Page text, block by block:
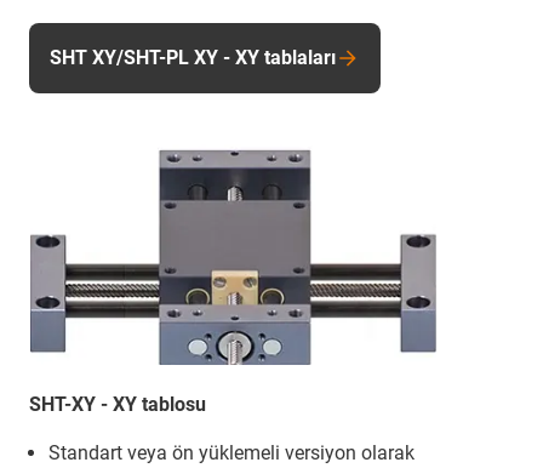
SHT-XY - XY tablosu
Standart veya ön yüklemeli versiyon olarak
SHT XY/SHT-PL XY - XY tablaları